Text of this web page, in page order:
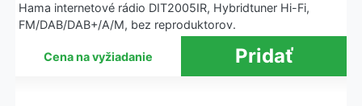
Hama internetové rádio DIT2005IR, Hybridtuner Hi-Fi,
FM/DAB/DAB+/A/M, bez reproduktorov.
Cena na vyžiadanie